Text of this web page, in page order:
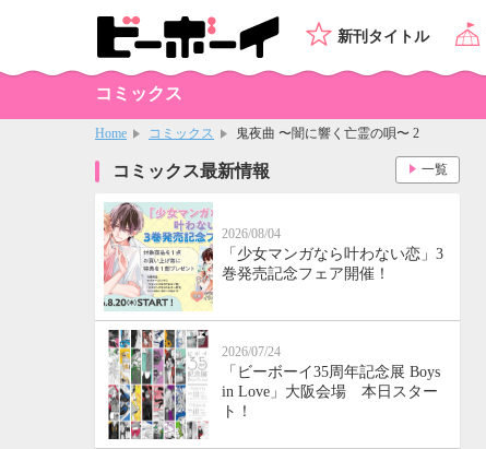
新刊タイトル
コミックス
Home コミックス 鬼夜曲 〜闇に響く亡霊の唄〜 2
コミックス最新情報
2026/08/04
「少女マンガなら叶わない恋」3
巻発売記念フェア開催！
2026/07/24
「ビーボーイ35周年記念展 Boys
in Love」大阪会場 本日スター
ト！
一覧